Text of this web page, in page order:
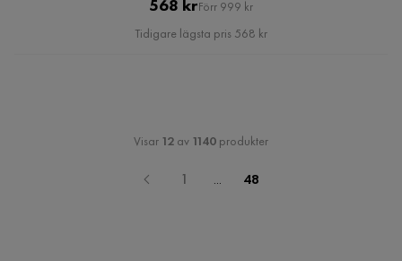
568 kr
Pris
Förr 999 kr
Tidigare lägsta pris 568 kr
Visar 12 av 1140 produkter
1 ... 48